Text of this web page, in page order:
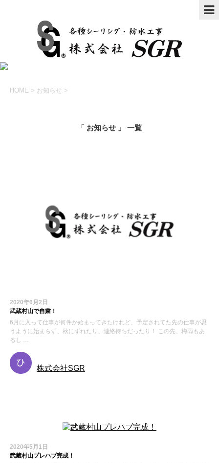
HOME > お知らせ >
「 お知らせ 」 一覧
2020年6月2日
武蔵村山で自粛！
6月に入って仕事が何件か始まってきたけれど、予定されてた先の仕事が思
うように始まらず、秋にずれたり、連絡待ちだったり！ この先、梅雨もあ
るし …
株式会社SGR
2020年5月1日
武蔵村山プレハブ完成！